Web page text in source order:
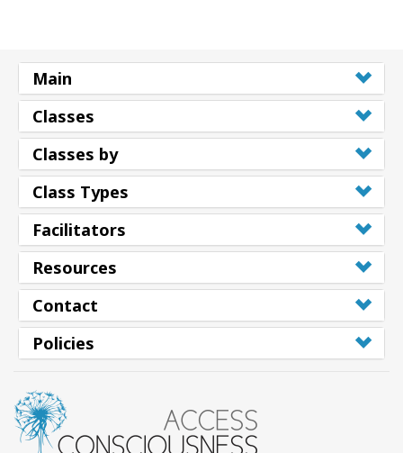
PESQUISAR
Main
Classes
Classes by
Class Types
Facilitators
Resources
Contact
Policies